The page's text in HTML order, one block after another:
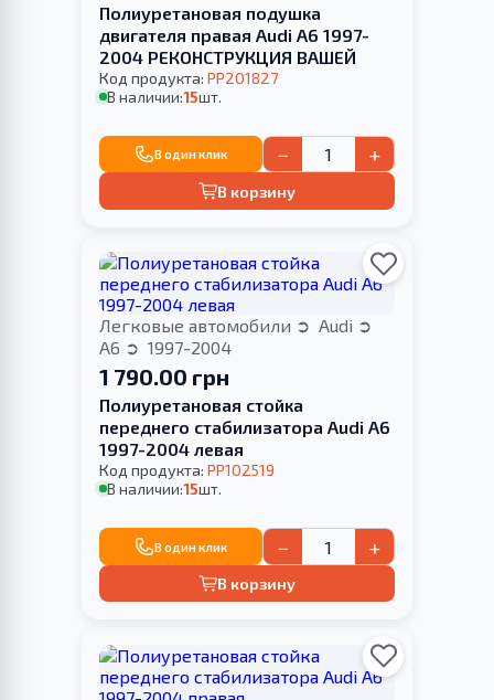
Полиуретановая подушка
двигателя правая Audi A6 1997-
2004 РЕКОНСТРУКЦИЯ ВАШЕЙ
Код продукта: PP201827
В наличии:15шт.
В один клик − +
В корзину
Легковые автомобили
Audi
A6
1997-2004
1 790.00 грн
Полиуретановая стойка
переднего стабилизатора Audi A6
1997-2004 левая
Код продукта: PP102519
В наличии:15шт.
В один клик − +
В корзину